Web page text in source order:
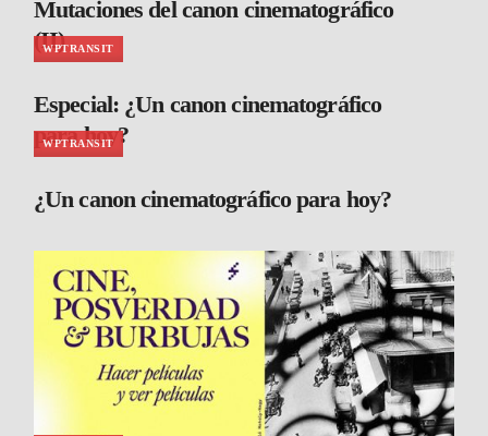
Mutaciones del canon cinematográfico
(II)
WPTRANSIT
Especial: ¿Un canon cinematográfico
para hoy?
WPTRANSIT
¿Un canon cinematográfico para hoy?